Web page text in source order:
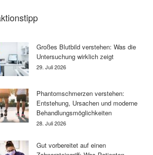
Großes Blutbild verstehen: Was die
Untersuchung wirklich zeigt
29. Juli 2026
Phantomschmerzen verstehen:
Entstehung, Ursachen und moderne
Behandlungsmöglichkeiten
28. Juli 2026
Gut vorbereitet auf einen